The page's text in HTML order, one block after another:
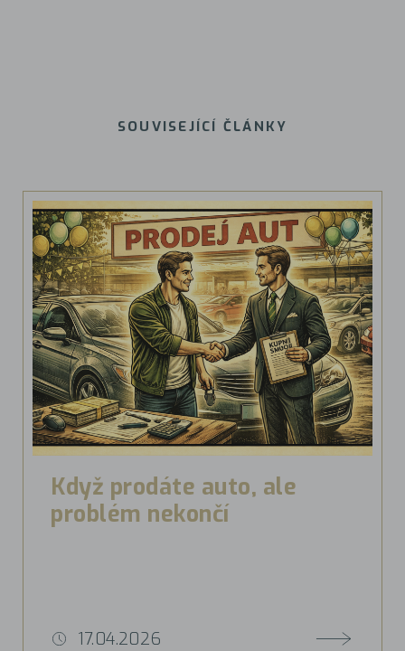
SOUVISEJÍCÍ ČLÁNKY
Když prodáte auto, ale
problém nekončí
17.04.2026